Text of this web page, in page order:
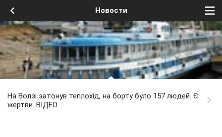
Новости
На Волзі затонув теплохід, на борту було 157 людей. Є
жертви. ВІДЕО